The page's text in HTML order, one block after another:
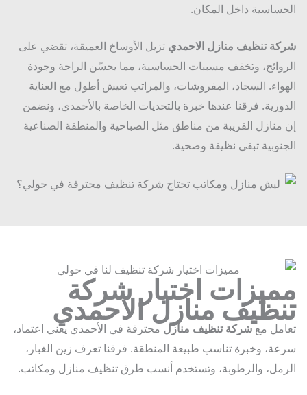
داخل المكان.
تنظيف منازل الاحمديتزيل الأوساخ العميقة، تقضي على
وتخفف مسببات الحساسية، مما يحسّن الراحة وجودة
السجاد، المفروشات، والمراتب تعيش أطول مع العناية
فرقنا عندها خبرة بالتحديات الخاصة بالأحمدي، ونضمن
القريبة من مناطق مثل الصباحية والمنطقة الصناعية
تبقى نظيفة وصحية.
اختيار شركة
منازل الاحمدي
مع شركة تنظيف منازلمحترفة في الأحمدي يعني اعتماد،
وخبرة تناسب طبيعة المنطقة. فرقنا تعرف زين الغبار،
والرطوبة، وتستخدم أنسب طرق تنظيف منازل ومكاتب.